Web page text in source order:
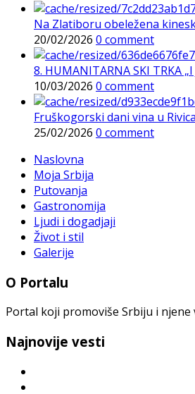
Na Zlatiboru obeležena
20/02/2026 0 comment
8. HUMANITARNA SKI TRKA „I
10/03/2026 0 comment
Fruškogorski dani vina u
25/02/2026 0 comment
Naslovna
Moja Srbija
Putovanja
Gastronomija
Ljudi i dogadjaji
Život i stil
Galerije
O Portalu
Portal koji promoviše Srbiju i
Najnovije vesti